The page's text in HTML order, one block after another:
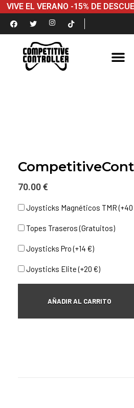
VIVE EL VERANO -15% DE
70.00 €
Joysticks Magnéticos TMR (+40
Topes Traseros (Gratuitos)
Joysticks Pro (+14 €)
Joysticks Elite (+20 €)
AÑADIR AL CARRITO